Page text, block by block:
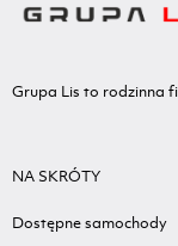
Grupa Lis to rodzinna
NA SKRÓTY
Dostępne samochody